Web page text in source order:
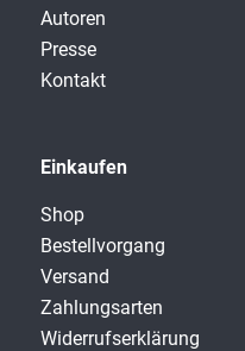
Autoren
Presse
Kontakt
Einkaufen
Shop
Bestellvorgang
Versand
Zahlungsarten
Widerrufserklärung